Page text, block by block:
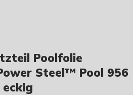
Poolfolie
Steel™ Pool 956